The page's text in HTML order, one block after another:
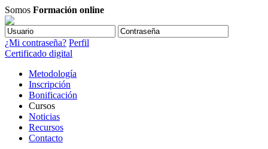
Somos Formación online
¿Mi contraseña? Perfil
Certificado digital
Metodología
Inscripción
Bonificación
Cursos
Noticias
Recursos
Contacto